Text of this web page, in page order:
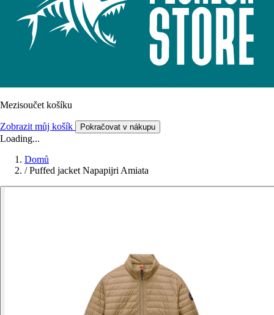
Mezisoučet košíku
Zobrazit můj košík Pokračovat v nákupu
Loading...
Domů
/ Puffed jacket Napapijri Amiata